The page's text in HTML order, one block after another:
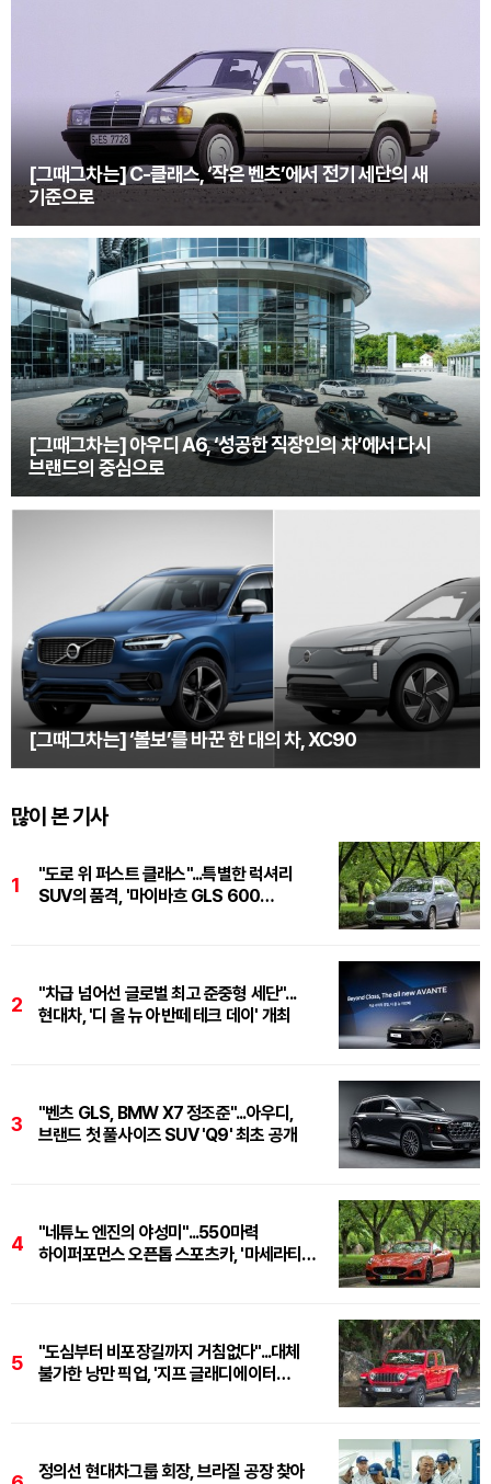
[그때그차는] C-클래스, ‘작은 벤츠’에서 전기 세단의 새
기준으로
[그때그차는] 아우디 A6, ‘성공한 직장인의 차’에서 다시
브랜드의 중심으로
[그때그차는] ‘볼보’를 바꾼 한 대의 차, XC90
많이 본 기사
1
"도로 위 퍼스트 클래스"...특별한 럭셔리
SUV의 품격, '마이바흐 GLS 600
2
"차급 넘어선 글로벌 최고 준중형 세단"...
현대차, '디 올 뉴 아반떼 테크 데이' 개최
3
"벤츠 GLS, BMW X7 정조준"...아우디,
브랜드 첫 풀사이즈 SUV 'Q9' 최초 공개
4
"네튜노 엔진의 야성미"...550마력
하이퍼포먼스 오픈톱 스포츠카, '마세라티
5
"도심부터 비포장길까지 거침없다"...대체
불가한 낭만 픽업, '지프 글래디에이터
정의선 현대차그룹 회장, 브라질 공장 찾아